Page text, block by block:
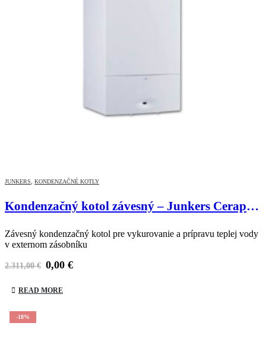
JUNKERS KONDENZAČNÉ KOTLY
Kondenzačný kotol závesný – Junkers CerapurComfort TOP Plus 16 ST120
Závesný kondenzačný kotol pre vykurovanie a prípravu teplej vody
v externom zásobníku
2.311,00€ 0,00€
READ MORE
-18%